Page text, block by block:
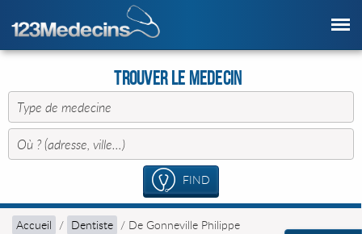
Trouver le Medecin
FIND
Accueil / Dentiste / De Gonneville Philippe